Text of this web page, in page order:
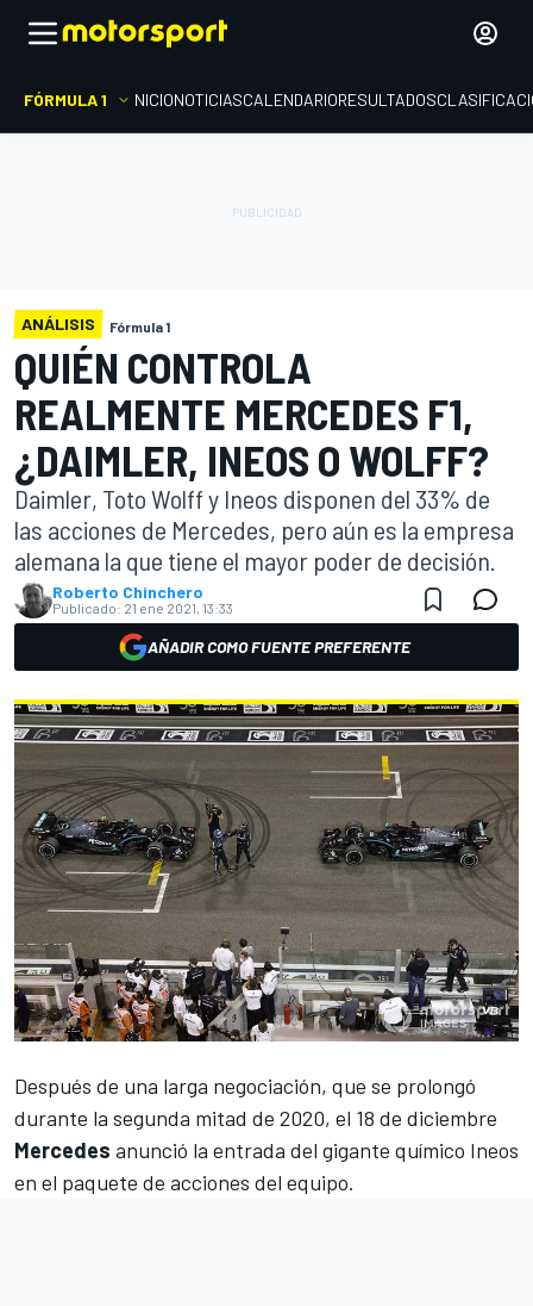
FÓRMULA 1 INICIONOTICIASCALENDARIORESULTADOS
ANÁLISIS Fórmula 1
QUIÉN CONTROLA
REALMENTE MERCEDES F1,
¿DAIMLER, INEOS O WOLFF?
Daimler, Toto Wolff y Ineos disponen del 33% de
las acciones de Mercedes, pero aún es la empresa
alemana la que tiene el mayor poder de decisión.
Roberto Chinchero
Publicado: 21 ene 2021, 13:33
AÑADIR COMO FUENTE PREFERENTE
Después de una larga negociación, que se prolongó
durante la segunda mitad de 2020, el 18 de diciembre
Mercedes anunció la entrada del gigante químico Ineos
en el paquete de acciones del equipo.